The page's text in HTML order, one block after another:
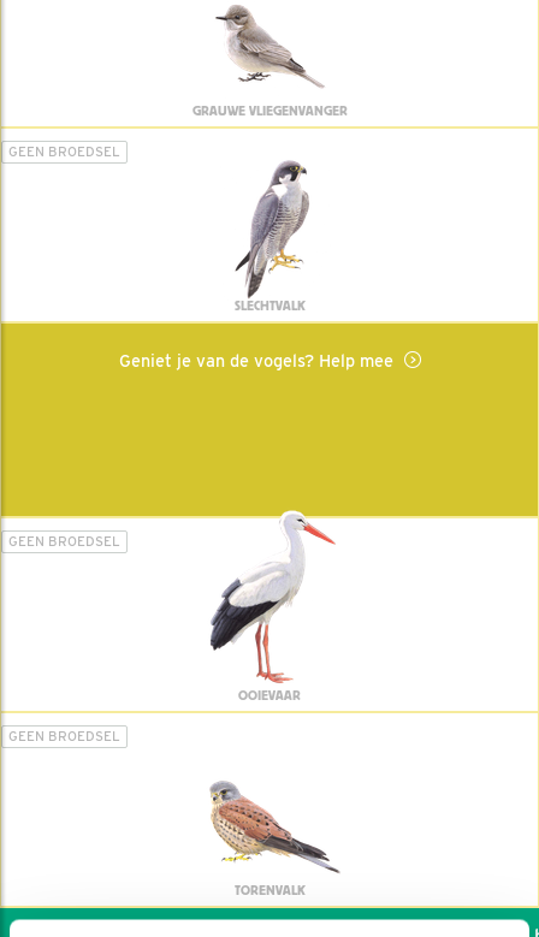
GRAUWE VLIEGENVANGER
GEEN BROEDSEL
SLECHTVALK
Geniet je van de vogels? Help mee
GEEN BROEDSEL
OOIEVAAR
GEEN BROEDSEL
TORENVALK